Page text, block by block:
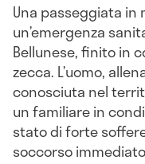
Una passeggiata
un’emergenza
Bellunese, finito in
zecca. L’uomo,
conosciuta nel
un familiare in
stato di forte
soccorso